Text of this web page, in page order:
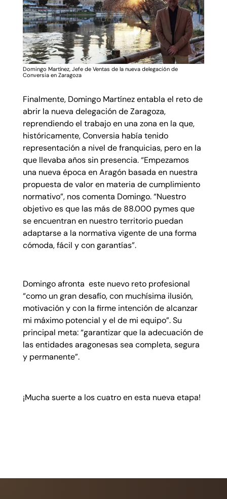
Domingo Martínez, Jefe de Ventas de la nueva delegación de
Conversia en Zaragoza
Finalmente, Domingo Martínez entabla el reto de
abrir la nueva delegación de Zaragoza,
reprendiendo el trabajo en una zona en la que,
históricamente, Conversia había tenido
representación a nivel de franquicias, pero en la
que llevaba años sin presencia. “Empezamos
una nueva época en Aragón basada en nuestra
propuesta de valor en materia de cumplimiento
normativo”, nos comenta Domingo. “Nuestro
objetivo es que las más de 88.000 pymes que
se encuentran en nuestro territorio puedan
adaptarse a la normativa vigente de una forma
cómoda, fácil y con garantías”.
Domingo afronta este nuevo reto profesional
“como un gran desafío, con muchísima ilusión,
motivación y con la firme intención de alcanzar
mi máximo potencial y el de mi equipo”. Su
principal meta: “garantizar que la adecuación de
las entidades aragonesas sea completa, segura
y permanente”.
¡Mucha suerte a los cuatro en esta nueva etapa!